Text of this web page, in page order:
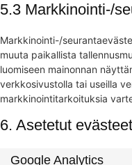
5.3 Markkinointi-/
Markkinointi-/
muuta paikallista
luomiseen mainonnan
verkkosivustolla tai useilla
markkinointitarkoituksia
6. Asetetut evästeet
Google Analytics